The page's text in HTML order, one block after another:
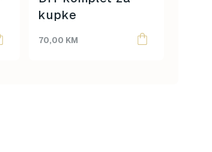
kupke
70,00 KM